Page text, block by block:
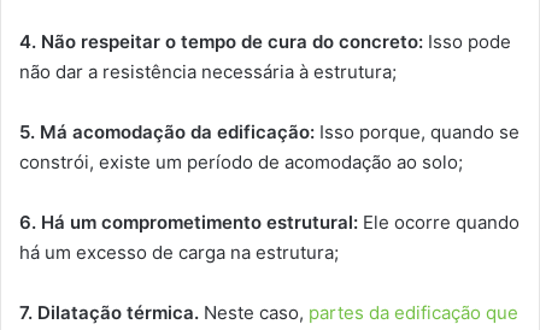
4. Não respeitar o tempo de cura do concreto: Isso pode
não dar a resistência necessária à estrutura;
5. Má acomodação da edificação: Isso porque, quando se
constrói, existe um período de acomodação ao solo;
6. Há um comprometimento estrutural: Ele ocorre quando
há um excesso de carga na estrutura;
7. Dilatação térmica. Neste caso, partes da edificação que